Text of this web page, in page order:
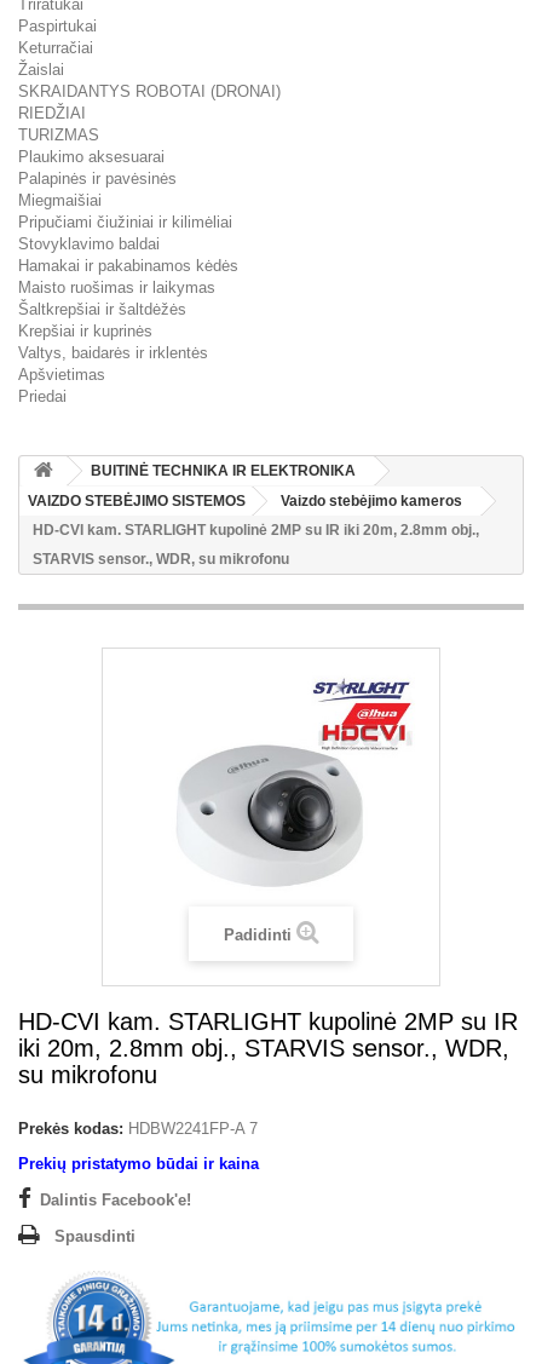
Triratukai
Paspirtukai
Keturračiai
Žaislai
SKRAIDANTYS ROBOTAI (DRONAI)
RIEDŽIAI
TURIZMAS
Plaukimo aksesuarai
Palapinės ir pavėsinės
Miegmaišiai
Pripučiami čiužiniai ir kilimėliai
Stovyklavimo baldai
Hamakai ir pakabinamos kėdės
Maisto ruošimas ir laikymas
Šaltkrepšiai ir šaltdėžės
Krepšiai ir kuprinės
Valtys, baidarės ir irklentės
Apšvietimas
Priedai
BUITINĖ TECHNIKA IR ELEKTRONIKA
VAIZDO STEBĖJIMO SISTEMOS
Vaizdo stebėjimo kameros
HD-CVI kam. STARLIGHT kupolinė 2MP su IR iki 20m, 2.8mm obj.,
STARVIS sensor., WDR, su mikrofonu
Padidinti
HD-CVI kam. STARLIGHT kupolinė 2MP su IR
iki 20m, 2.8mm obj., STARVIS sensor., WDR,
su mikrofonu
Prekės kodas: HDBW2241FP-A 7
Prekių pristatymo būdai ir kaina
Dalintis Facebook'e!
Spausdinti